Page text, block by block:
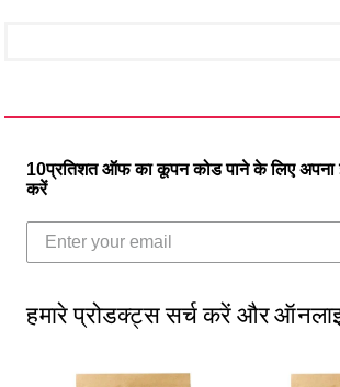
10प्रतिशत ऑफ का कूपन कोड पाने के लिए अपना
करें
हमारे प्रोडक्ट्स सर्च करें और